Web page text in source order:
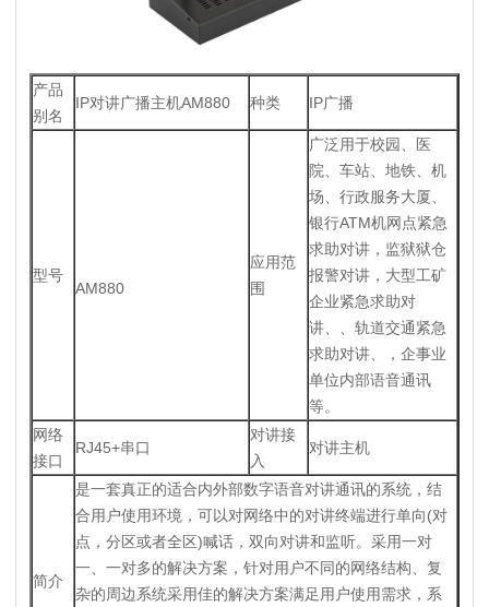
产品
别名
IP对讲广播主机AM880 种类 IP广播
型号
AM880
应用范
围
广泛用于校园、医
院、车站、地铁、机
场、行政服务大厦、
银行ATM机网点紧急
求助对讲，监狱狱仓
报警对讲，大型工矿
企业紧急求助对
讲、、轨道交通紧急
求助对讲、，企事业
单位内部语音通讯
等。
网络
接口
RJ45+串口
对讲接
入
对讲主机
简介
是一套真正的适合内外部数字语音对讲通讯的系统，结
合用户使用环境，可以对网络中的对讲终端进行单向(对
点，分区或者全区)喊话，双向对讲和监听。采用一对
一、一对多的解决方案，针对用户不同的网络结构、复
杂的周边系统采用佳的解决方案满足用户使用需求，系